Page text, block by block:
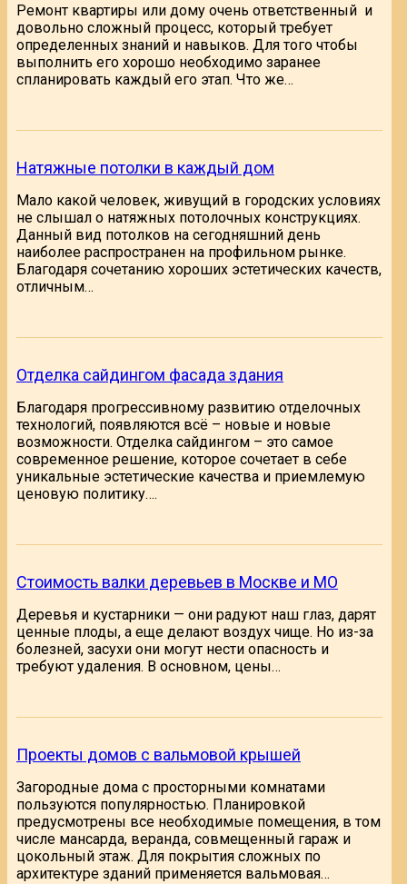
Ремонт квартиры или дому очень ответственный и
довольно сложный процесс, который требует
определенных знаний и навыков. Для того чтобы
выполнить его хорошо необходимо заранее
спланировать каждый его этап. Что же…
Натяжные потолки в каждый дом
Мало какой человек, живущий в городских условиях
не слышал о натяжных потолочных конструкциях.
Данный вид потолков на сегодняшний день
наиболее распространен на профильном рынке.
Благодаря сочетанию хороших эстетических качеств,
отличным…
Отделка сайдингом фасада здания
Благодаря прогрессивному развитию отделочных
технологий, появляются всё – новые и новые
возможности. Отделка сайдингом – это самое
современное решение, которое сочетает в себе
уникальные эстетические качества и приемлемую
ценовую политику….
Стоимость валки деревьев в Москве и МО
Деревья и кустарники — они радуют наш глаз, дарят
ценные плоды, а еще делают воздух чище. Но из-за
болезней, засухи они могут нести опасность и
требуют удаления. В основном, цены…
Проекты домов с вальмовой крышей
Загородные дома с просторными комнатами
пользуются популярностью. Планировкой
предусмотрены все необходимые помещения, в том
числе мансарда, веранда, совмещенный гараж и
цокольный этаж. Для покрытия сложных по
архитектуре зданий применяется вальмовая…